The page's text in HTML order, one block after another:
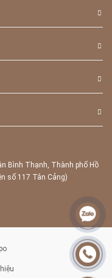
Bình Thạnh, Thành phố Hồ
số 117 Tân Cảng)